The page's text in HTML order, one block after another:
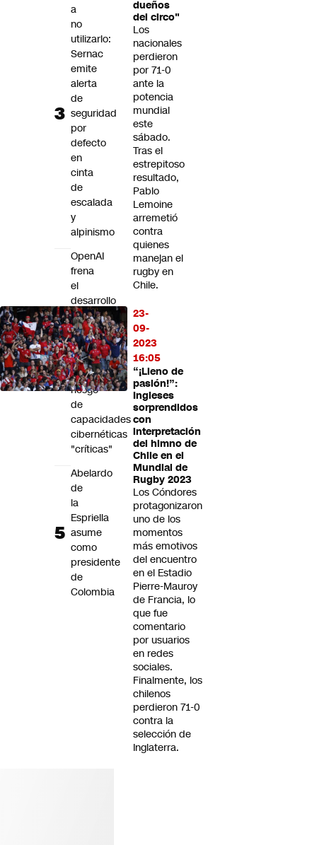
dueños
del circo"
Los
nacionales
perdieron
por 71-0
ante la
potencia
mundial
este
sábado.
Tras el
estrepitoso
resultado,
Pablo
Lemoine
arremetió
contra
quienes
manejan el
rugby en
Chile.
23-
09-
2023
16:05
“¡Lleno de
pasión!”:
Ingleses
sorprendidos
con
interpretación
del himno de
Chile en el
Mundial de
Rugby 2023
Los Cóndores
protagonizaron
uno de los
momentos
más emotivos
del encuentro
en el Estadio
Pierre-Mauroy
de Francia, lo
que fue
comentario
por usuarios
en redes
sociales.
Finalmente, los
chilenos
perdieron 71-0
contra la
selección de
Inglaterra.
a
no
utilizarlo:
Sernac
emite
alerta
de
seguridad
por
defecto
en
cinta
de
escalada
y
alpinismo
OpenAI
frena
el
desarrollo
de
su
IA
Astra
por
riesgo
de
capacidades
cibernéticas
"críticas"
Abelardo
de
la
Espriella
asume
como
presidente
de
Colombia